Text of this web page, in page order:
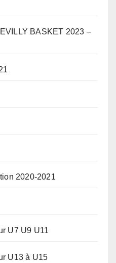
BASKET 2023 –
2020-2021
U7 U9 U11
U13 à U15